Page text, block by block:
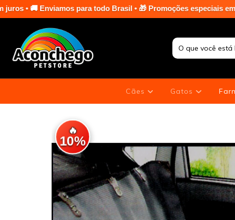
todo Brasil • 🎁 Promoções especiais em toda a loja nas
Cães Gatos
🔥
10%